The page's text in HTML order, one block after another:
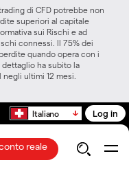
di CFD potrebbe non
superiori al capitale
sui Rischi e ad
connessi. Il 75% dei
quando opera con i
ha subito la
ultimi 12 mesi.
Italiano Log in
reale